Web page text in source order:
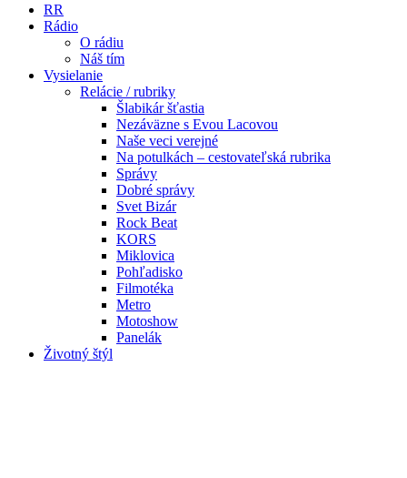
RR
Rádio
O rádiu
Náš tím
Vysielanie
Relácie / rubriky
Šlabikár šťastia
Nezáväzne s Evou Lacovou
Naše veci verejné
Na potulkách – cestovateľská rubrika
Správy
Dobré správy
Svet Bizár
Rock Beat
KORS
Miklovica
Pohľadisko
Filmotéka
Metro
Motoshow
Panelák
Životný štýl